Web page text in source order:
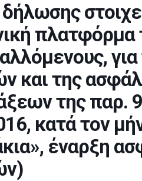
και της
της παρ.
κατά τον
έναρξη